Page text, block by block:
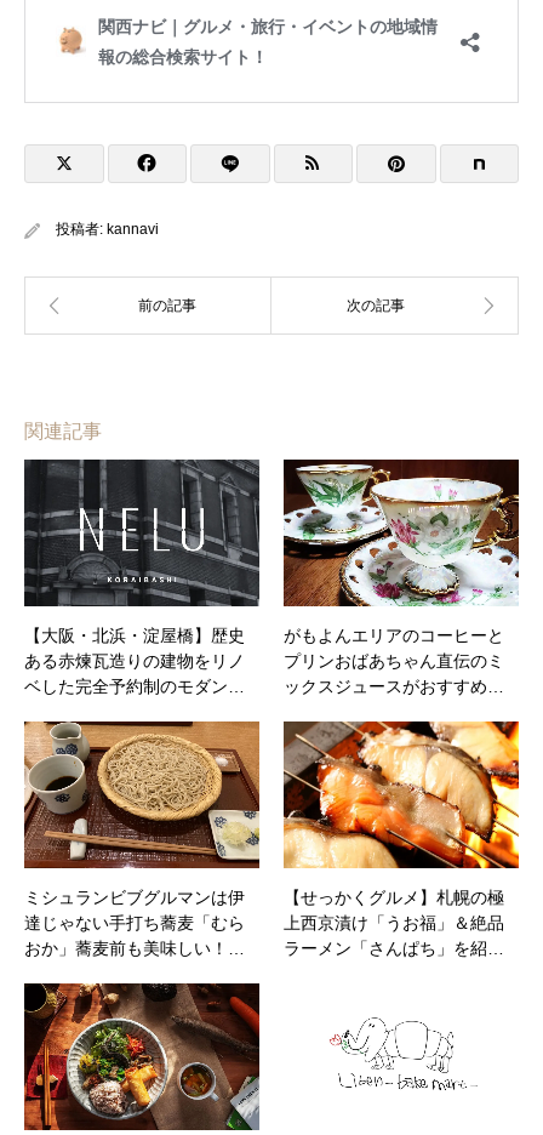
投稿者: kannavi
関連記事
【大阪・北浜・淀屋橋】歴史
ある赤煉瓦造りの建物をリノ
ベした完全予約制のモダン…
がもよんエリアのコーヒーと
プリンおばあちゃん直伝のミ
ックスジュースがおすすめ…
ミシュランビブグルマンは伊
達じゃない手打ち蕎麦「むら
おか」蕎麦前も美味しい！…
【せっかくグルメ】札幌の極
上西京漬け「うお福」＆絶品
ラーメン「さんぱち」を紹…